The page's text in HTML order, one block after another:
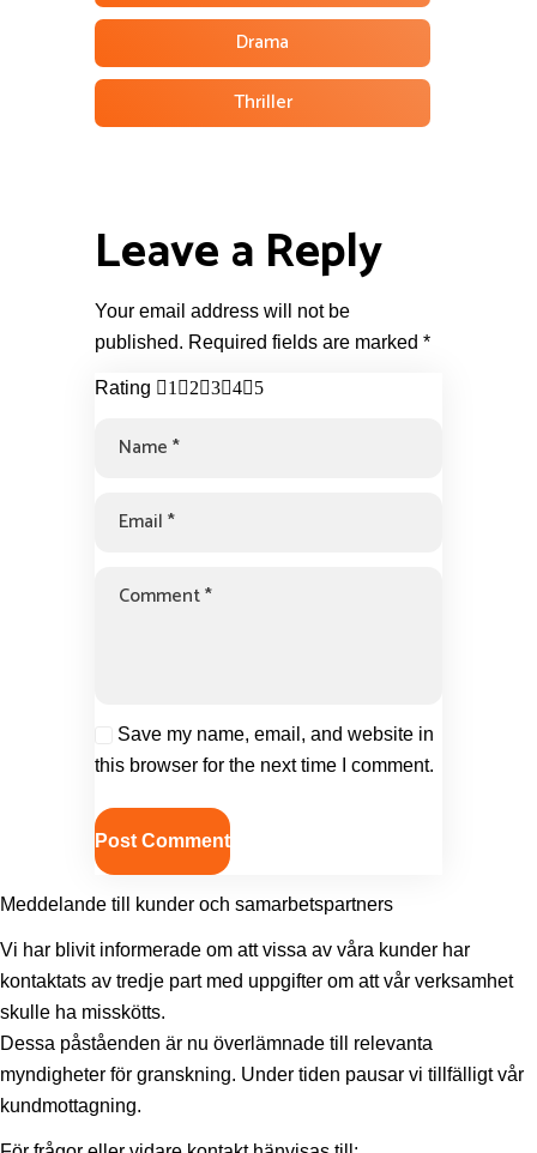
Drama
Thriller
Leave a Reply
Your email address will not be
published. Required fields are marked *
Rating 1 2 3 4 5
Save my name, email, and website in
this browser for the next time I comment.
Meddelande till kunder och samarbetspartners
Vi har blivit informerade om att vissa av våra kunder har
kontaktats av tredje part med uppgifter om att vår verksamhet
skulle ha misskötts.
Dessa påståenden är nu överlämnade till relevanta
myndigheter för granskning. Under tiden pausar vi tillfälligt vår
kundmottagning.